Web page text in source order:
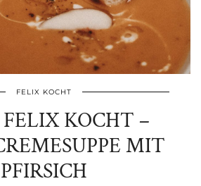
FELIX KOCHT
KOCHT –
MIT
PFIRSICH